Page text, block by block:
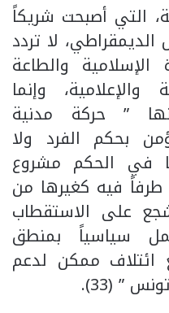
التي أصبحت شريكاً
لا تردد
الإسلامية والطاعة
وإنما
” حركة مدنية
بحكم الفرد ولا
في الحكم مشروع
فيه كغيرها من
على الاستقطاب
سياسياً بمنطق
ممكن لدعم
” (33).